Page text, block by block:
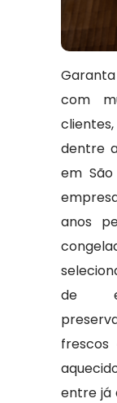
com
dentre
em
anos
de
entre já